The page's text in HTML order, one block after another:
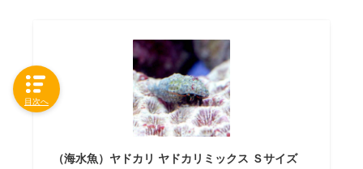
（海水魚）ヤドカリ ヤドカリミックス Ｓサイズ
目次へ